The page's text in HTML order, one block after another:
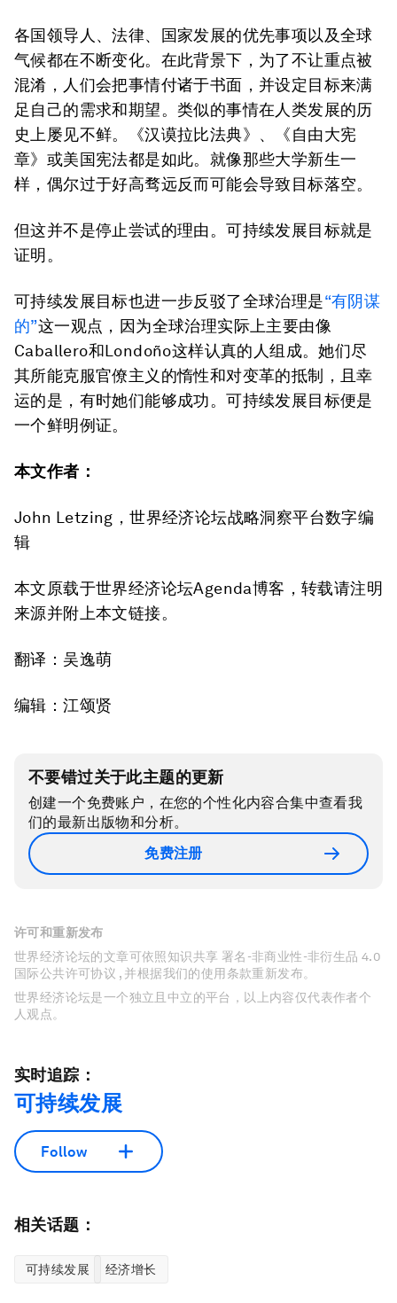
各国领导人、法律、国家发展的优先事项以及全球
气候都在不断变化。在此背景下，为了不让重点被
混淆，人们会把事情付诸于书面，并设定目标来满
足自己的需求和期望。类似的事情在人类发展的历
史上屡见不鲜。《汉谟拉比法典》、《自由大宪
章》或美国宪法都是如此。就像那些大学新生一
样，偶尔过于好高骛远反而可能会导致目标落空。
但这并不是停止尝试的理由。可持续发展目标就是
证明。
可持续发展目标也进一步反驳了全球治理是“有阴谋
的”这一观点，因为全球治理实际上主要由像
Caballero和Londoño这样认真的人组成。她们尽
其所能克服官僚主义的惰性和对变革的抵制，且幸
运的是，有时她们能够成功。可持续发展目标便是
一个鲜明例证。
本文作者：
John Letzing，世界经济论坛战略洞察平台数字编
辑
本文原载于世界经济论坛Agenda博客，转载请注明
来源并附上本文链接。
翻译：吴逸萌
编辑：江颂贤
不要错过关于此主题的更新
创建一个免费账户，在您的个性化内容合集中查看我
们的最新出版物和分析。
免费注册
许可和重新发布
世界经济论坛的文章可依照知识共享 署名-非商业性-非衍生品 4.0
国际公共许可协议 , 并根据我们的使用条款重新发布。
世界经济论坛是一个独立且中立的平台，以上内容仅代表作者个
人观点。
实时追踪：
可持续发展
Follow
相关话题：
可持续发展 经济增长